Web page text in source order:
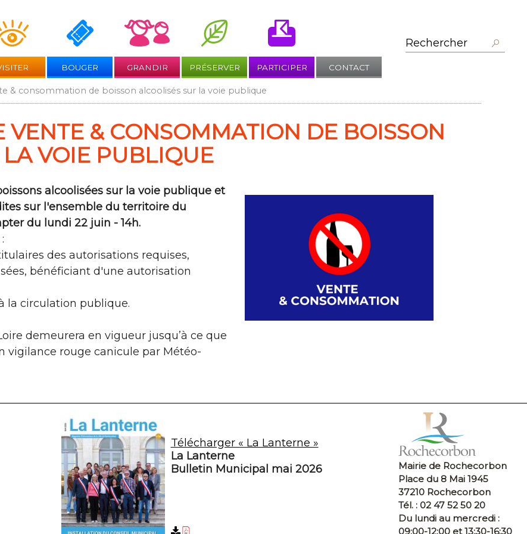
au
contenu
BOUGER GRANDIR PRÉSERVER PARTICIPER CONTACT
& consommation de boisson alcoolisés sur la voie publique
VENTE & CONSOMMATION DE BOISSON
VOIE PUBLIQUE
alcoolisées sur la voie publique et
sur l'ensemble du territoire du
du lundi 22 juin - 14h.
des autorisations requises,
bénéficiant d'une autorisation
la circulation publique.
demeurera en vigueur jusqu’à ce que
vigilance rouge canicule par Météo-
Télécharger « La Lanterne »
La Lanterne
Bulletin Municipal mai 2026
Mairie de Rochecorbon
Place du 8 Mai 1945
37210 Rochecorbon
Tél. : 02 47 52 50 20
Du lundi au mercredi :
09:00-12:00 et 13:30-16:30